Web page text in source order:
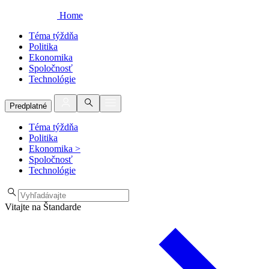
Home
Téma týždňa
Politika
Ekonomika
Spoločnosť
Technológie
Predplatné
Téma týždňa
Politika
Ekonomika >
Spoločnosť
Technológie
Vitajte na Štandarde